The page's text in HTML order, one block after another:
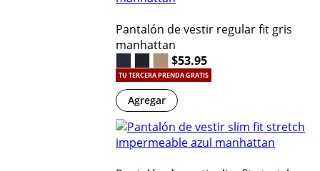
Pantalón de vestir regular fit gris
manhattan
$53.95
TU TERCERA PRENDA GRATIS
Agregar